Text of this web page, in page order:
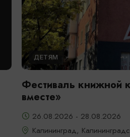
ДЕТЯМ
Фестиваль книжной
вместе»
26.08.2026 - 28.08.2026
Калининград,